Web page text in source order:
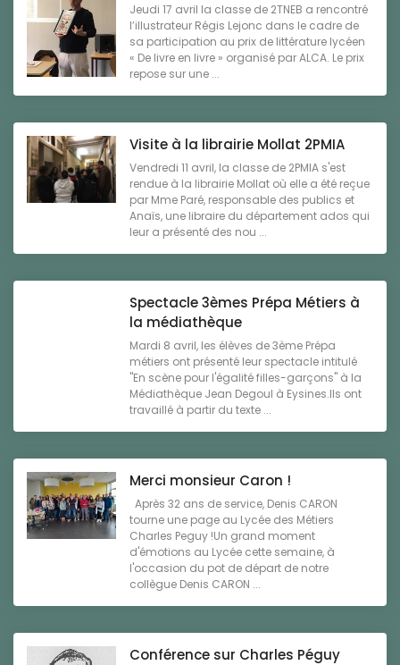
Jeudi 17 avril la classe de 2TNEB a rencontré
l’illustrateur Régis Lejonc dans le cadre de
sa participation au prix de littérature lycéen
« De livre en livre » organisé par ALCA. Le prix
repose sur une ...
Visite à la librairie Mollat 2PMIA
Vendredi 11 avril, la classe de 2PMIA s'est
rendue à la librairie Mollat où elle a été reçue
par Mme Paré, responsable des publics et
Anaïs, une libraire du département ados qui
leur a présenté des nou ...
Spectacle 3èmes Prépa Métiers à
la médiathèque
Mardi 8 avril, les élèves de 3ème Prépa
métiers ont présenté leur spectacle intitulé
"En scène pour l'égalité filles-garçons" à la
Médiathèque Jean Degoul à Eysines.Ils ont
travaillé à partir du texte ...
Merci monsieur Caron !
Après 32 ans de service, Denis CARON
tourne une page au Lycée des Métiers
Charles Peguy !Un grand moment
d'émotions au Lycée cette semaine, à
l'occasion du pot de départ de notre
collègue Denis CARON ...
Conférence sur Charles Péguy